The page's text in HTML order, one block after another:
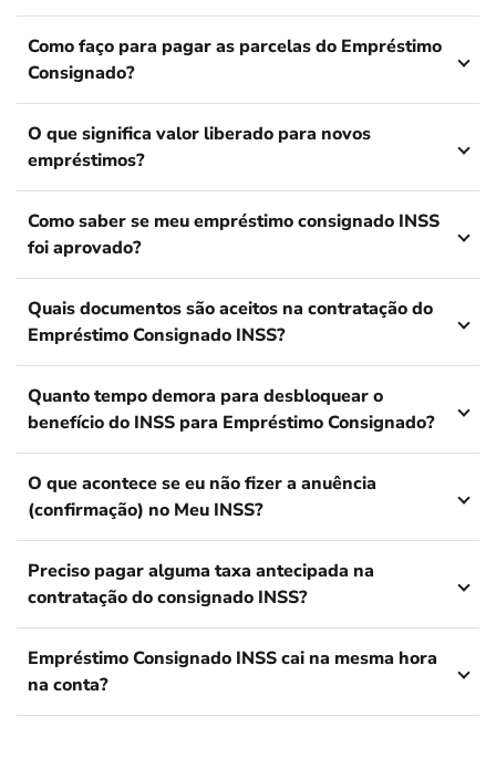
Como faço para pagar as parcelas do Empréstimo
Consignado?
O que significa valor liberado para novos
empréstimos?
Como saber se meu empréstimo consignado INSS
foi aprovado?
Quais documentos são aceitos na contratação do
Empréstimo Consignado INSS?
Quanto tempo demora para desbloquear o
benefício do INSS para Empréstimo Consignado?
O que acontece se eu não fizer a anuência
(confirmação) no Meu INSS?
Preciso pagar alguma taxa antecipada na
contratação do consignado INSS?
Empréstimo Consignado INSS cai na mesma hora
na conta?